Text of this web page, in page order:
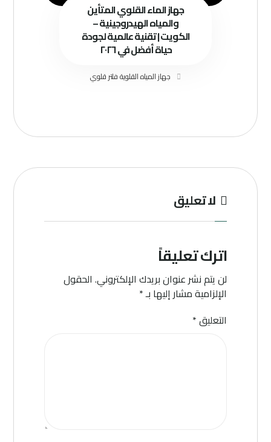
جهاز الماء القلوي المتأين
والمياه الهيدروجينية –
الكويت | تقنية عالمية لجودة
حياة أفضل في ٢٠٢٦
جهاز المياه القلوية فلتر قلوي
لا تعليق
اترك تعليقاً
لن يتم نشر عنوان بريدك الإلكتروني. الحقول
الإلزامية مشار إليها بـ*
التعليق*